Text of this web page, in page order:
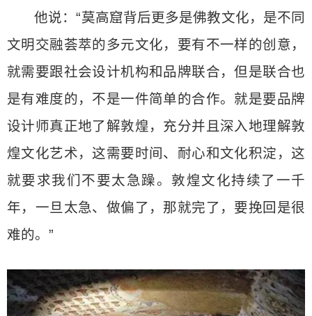
他说：“莫高窟背后更多是佛教文化，是不同
文明交融荟萃的多元文化，要有不一样的创意，
就需要跟社会设计机构和品牌联合，但是联合也
是有难度的，不是一件简单的合作。就是要品牌
设计师真正地了解敦煌，充分并且深入地理解敦
煌文化艺术，这需要时间、耐心和文化积淀，这
就要求我们不要太急躁。敦煌文化持续了一千
年，一旦太急、做偏了，那就完了，要挽回是很
难的。”